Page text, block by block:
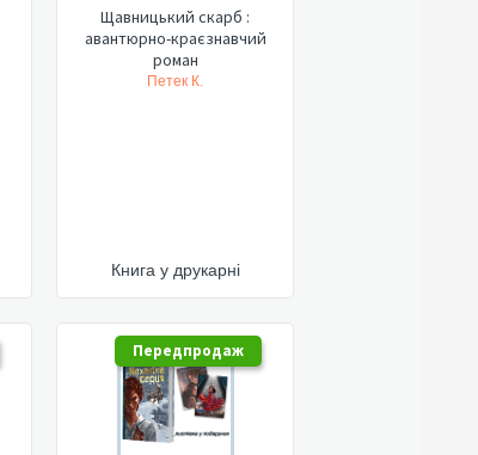
Щавницький скарб :
авантюрно-краєзнавчий
роман
Петек К.
Книга у друкарні
Передпродаж